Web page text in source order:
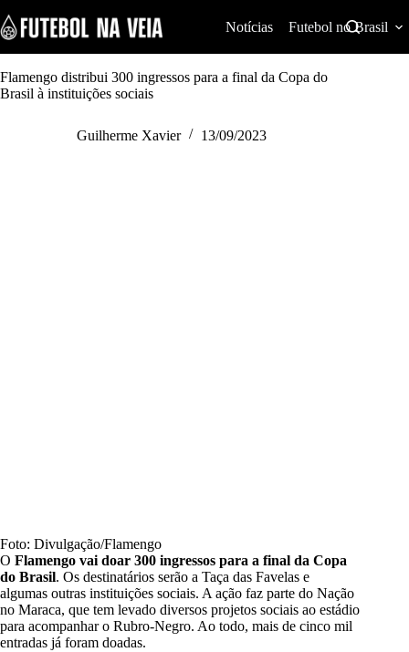
k
i
p
t
o
Notícias Futebol no Brasil
Flamengo distribui 300 ingressos para a final da Copa do
Brasil à instituições sociais
Guilherme Xavier 13/09/2023
Foto: Divulgação/Flamengo
O Flamengo vai doar 300 ingressos para a final da Copa
do Brasil. Os destinatários serão a Taça das Favelas e
algumas outras instituições sociais. A ação faz parte do Nação
no Maraca, que tem levado diversos projetos sociais ao estádio
para acompanhar o Rubro-Negro. Ao todo, mais de cinco mil
entradas já foram doadas.